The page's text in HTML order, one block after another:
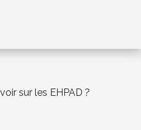
sur les EHPAD ?